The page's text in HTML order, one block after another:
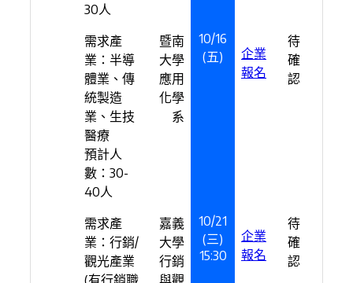
30人
需求產
業：半導
體業、傳
統製造
業、生技
醫療
預計人
數：30-
40人
暨南
大學
應用
化學
系
10/16
(五)
企業
報名
待
確
認
需求產
業：行銷/
觀光產業
嘉義
大學
行銷
10/21
(三)
15:30
企業
報名
待
確
認